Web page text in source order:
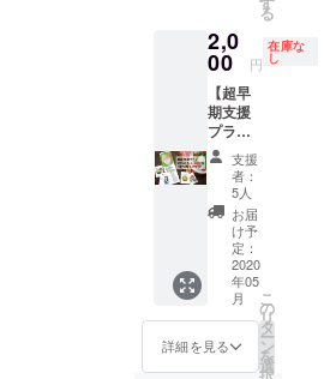
り、一
緒にバ
ンジー
飛んだ
り大体
の事は
やりま
す！ 使
い方は
あなた
次第！
使い方
や日程
はメー
ルにて
やり取
りさせ
る
2,0
00 円
在庫な
し
【超早
期支援
プラン/
５名様
限定】
・私サ
ラダ取
り分け
るね
１セッ
物：
カード
24枚
支援
者：
5人
お届
け予
定：
2020
年05
月
詳細を見る
こ
の
リ
タ
ー
ン
を
選
択